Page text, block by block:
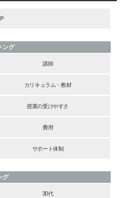
ング
講師
カリキュラム・教材
授業の受けやすさ
費用
サポート体制
グ
30代